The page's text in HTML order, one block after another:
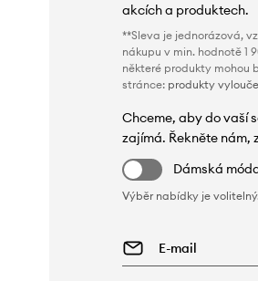
akcích a produktech.
**Sleva je jednorázová,
nákupu v min. hodnotě 1
některé produkty mohou
stránce: produkty
Chceme, aby do vaší
zajímá. Řekněte nám,
Dámská
Výběr nabídky je